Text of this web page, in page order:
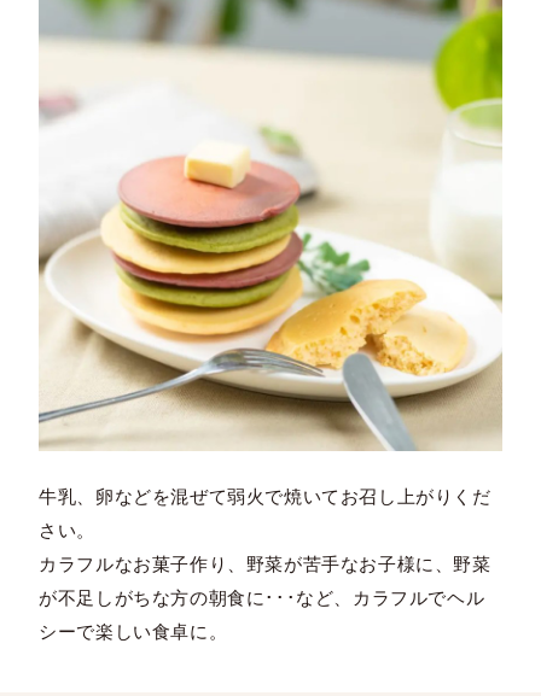
牛乳、卵などを混ぜて弱火で焼いてお召し上がりくだ
さい。
カラフルなお菓子作り、野菜が苦手なお子様に、野菜
が不足しがちな方の朝食に･･･など、カラフルでヘル
シーで楽しい食卓に。